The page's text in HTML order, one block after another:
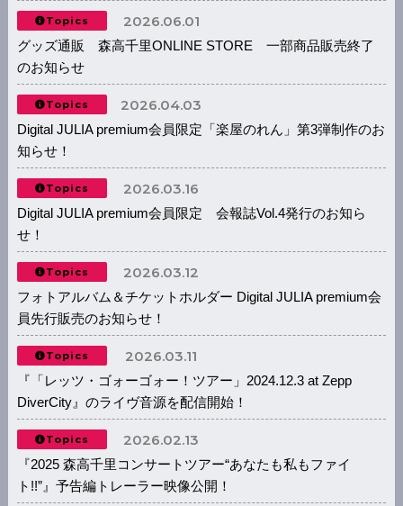
Topics 2026.06.01
グッズ通販 森高千里ONLINE STORE 一部商品販売終了
のお知らせ
Topics 2026.04.03
Digital JULIA premium会員限定「楽屋のれん」第3弾制作のお
知らせ！
Topics 2026.03.16
Digital JULIA premium会員限定 会報誌Vol.4発行のお知ら
せ！
Topics 2026.03.12
フォトアルバム＆チケットホルダー Digital JULIA premium会
員先行販売のお知らせ！
Topics 2026.03.11
『「レッツ・ゴォーゴォー！ツアー」2024.12.3 at Zepp
DiverCity』のライヴ音源を配信開始！
Topics 2026.02.13
『2025 森高千里コンサートツアー“あなたも私もファイ
ト!!”』予告編トレーラー映像公開！